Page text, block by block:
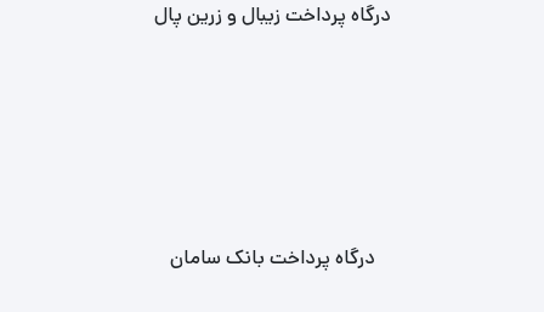
درگاه پرداخت زیبال و زرین پال
درگاه پرداخت بانک سامان